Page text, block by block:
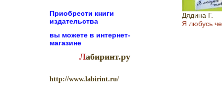
Приобрести книги
издательства
вы можете в интернет-
магазине
Лабиринт.ру
http://www.labirint.ru/
Дядина Г.
Я любусь